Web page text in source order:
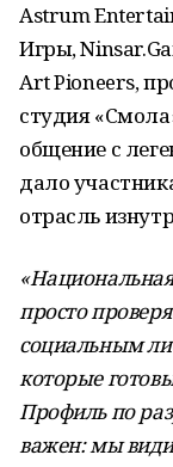
Astrum
Игры,
Art Pioneers,
студия
общение с
дало
отрасль
просто
социальным
которые
Профиль по
важен: мы